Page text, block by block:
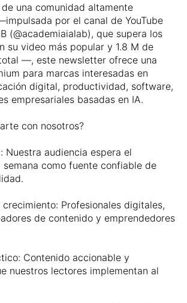
una comunidad altamente
por el canal de YouTube
(@academiaialab), que supera los
su video más popular y 1.8 M de
—, este newsletter ofrece una
para marcas interesadas en
digital, productividad, software,
empresariales basadas en IA.
con nosotros?
Nuestra audiencia espera el
como fuente confiable de
crecimiento: Profesionales digitales,
de contenido y emprendedores
Contenido accionable y
nuestros lectores implementan al